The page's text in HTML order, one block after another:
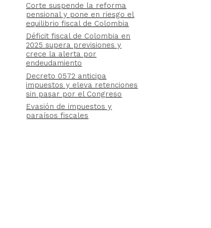
Corte suspende la reforma
pensional y pone en riesgo el
equilibrio fiscal de Colombia
Déficit fiscal de Colombia en
2025 supera previsiones y
crece la alerta por
endeudamiento
Decreto 0572 anticipa
impuestos y eleva retenciones
sin pasar por el Congreso
Evasión de impuestos y
paraísos fiscales